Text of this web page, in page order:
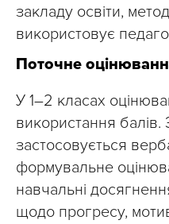
закладу освіти,
використовує
Поточне
У 1–2 класах
використання балів.
застосовується
формувальне
навчальні
щодо прогресу,